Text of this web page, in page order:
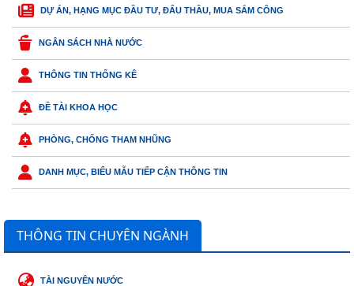
DỰ ÁN, HẠNG MỤC ĐẦU TƯ, ĐẤU THẦU, MUA SẮM CÔNG
NGÂN SÁCH NHÀ NƯỚC
THÔNG TIN THỐNG KÊ
ĐỀ TÀI KHOA HỌC
PHÒNG, CHỐNG THAM NHŨNG
DANH MỤC, BIỂU MẪU TIẾP CẬN THÔNG TIN
THÔNG TIN CHUYÊN NGÀNH
TÀI NGUYÊN NƯỚC